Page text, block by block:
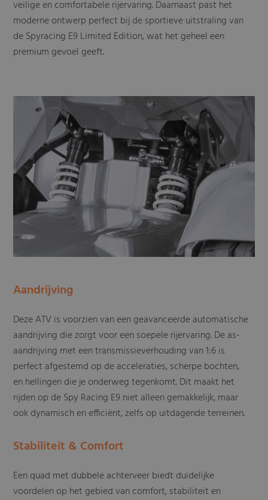
veilige en comfortabele rijervaring. Daarnaast past het
moderne ontwerp perfect bij de sportieve uitstraling van
de Spyracing E9 Limited Edition, wat het geheel een
premium gevoel geeft.
Aandrijving
Deze ATV is voorzien van een geavanceerde automatische
aandrijving die zorgt voor een soepele rijervaring. De as-
aandrijving met een transmissieverhouding van 1:6 is
perfect afgestemd op de acceleraties, scherpe bochten,
en hellingen die je onderweg tegenkomt. Dit maakt het
rijden op de Spy Racing E9 niet alleen gemakkelijk, maar
ook dynamisch en efficiënt, zelfs op uitdagende terreinen.
Stabiliteit & Comfort
Een quad met dubbele achterveer biedt duidelijke
voordelen op het gebied van comfort, stabiliteit en